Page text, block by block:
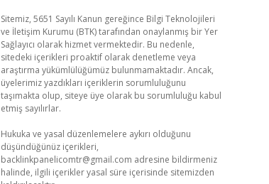
Sitemiz, 5651 Sayılı Kanun gereğince Bilgi Teknolojileri
ve İletişim Kurumu (BTK) tarafından onaylanmış bir Yer
Sağlayıcı olarak hizmet vermektedir. Bu nedenle,
sitedeki içerikleri proaktif olarak denetleme veya
araştırma yükümlülüğümüz bulunmamaktadır. Ancak,
üyelerimiz yazdıkları içeriklerin sorumluluğunu
taşımakta olup, siteye üye olarak bu sorumluluğu kabul
etmiş sayılırlar.
Hukuka ve yasal düzenlemelere aykırı olduğunu
düşündüğünüz içerikleri,
backlinkpanelicomtr@gmail.com adresine bildirmeniz
halinde, ilgili içerikler yasal süre içerisinde sitemizden